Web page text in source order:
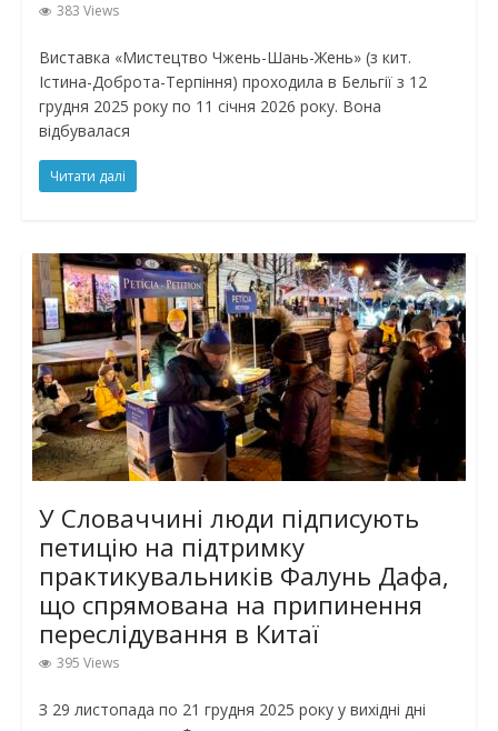
383 Views
Виставка «Мистецтво Чжень-Шань-Жень» (з кит.
Істина-Доброта-Терпіння) проходила в Бельгії з 12
грудня 2025 року по 11 січня 2026 року. Вона
відбувалася
Читати далі
У Словаччині люди підписують
петицію на підтримку
практикувальників Фалунь Дафа,
що спрямована на припинення
переслідування в Китаї
395 Views
З 29 листопада по 21 грудня 2025 року у вихідні дні